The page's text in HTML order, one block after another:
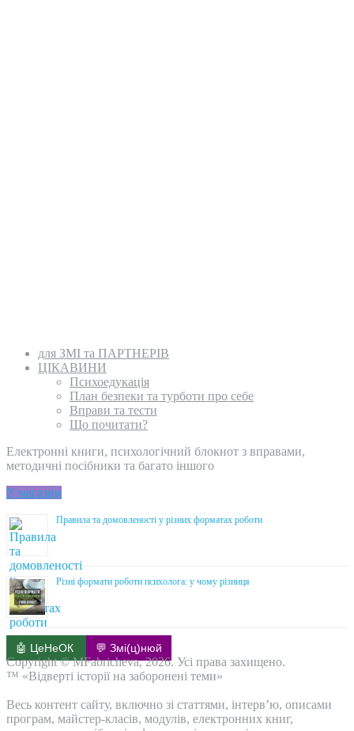
для ЗМІ та ПАРТНЕРІВ
ЦІКАВИНИ
Психоедукація
План безпеки та турботи про себе
Вправи та тести
Що почитати?
Електронні книги, психологічний блокнот з вправами,
методичні посібники та багато іншого
У магазин
Правила та домовленості у різних форматах роботи
Різні формати роботи психолога: у чому різниця
🤖 ЦеНеОК 💬 Змі(ц)нюй
Copyright © MFabricheva, 2026. Усі права захищено.
™ «Відверті історії на заборонені теми»
Весь контент сайту, включно зі статтями, інтерв’ю, описами
програм, майстер-класів, модулів, електронних книг,